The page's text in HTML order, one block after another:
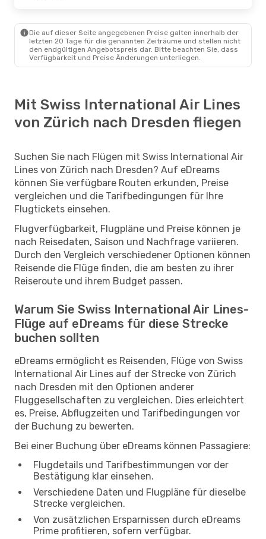
Die auf dieser Seite angegebenen Preise galten innerhalb der
letzten 20 Tage für die genannten Zeiträume und stellen nicht
den endgültigen Angebotspreis dar. Bitte beachten Sie, dass
Verfügbarkeit und Preise Änderungen unterliegen.
Mit Swiss International Air Lines
von Zürich nach Dresden fliegen
Suchen Sie nach Flügen mit Swiss International Air
Lines von Zürich nach Dresden? Auf eDreams
können Sie verfügbare Routen erkunden, Preise
vergleichen und die Tarifbedingungen für Ihre
Flugtickets einsehen.
Flugverfügbarkeit, Flugpläne und Preise können je
nach Reisedaten, Saison und Nachfrage variieren.
Durch den Vergleich verschiedener Optionen können
Reisende die Flüge finden, die am besten zu ihrer
Reiseroute und ihrem Budget passen.
Warum Sie Swiss International Air Lines-
Flüge auf eDreams für diese Strecke
buchen sollten
eDreams ermöglicht es Reisenden, Flüge von Swiss
International Air Lines auf der Strecke von Zürich
nach Dresden mit den Optionen anderer
Fluggesellschaften zu vergleichen. Dies erleichtert
es, Preise, Abflugzeiten und Tarifbedingungen vor
der Buchung zu bewerten.
Bei einer Buchung über eDreams können Passagiere:
Flugdetails und Tarifbestimmungen vor der
Bestätigung klar einsehen.
Verschiedene Daten und Flugpläne für dieselbe
Strecke vergleichen.
Von zusätzlichen Ersparnissen durch eDreams
Prime profitieren, sofern verfügbar.